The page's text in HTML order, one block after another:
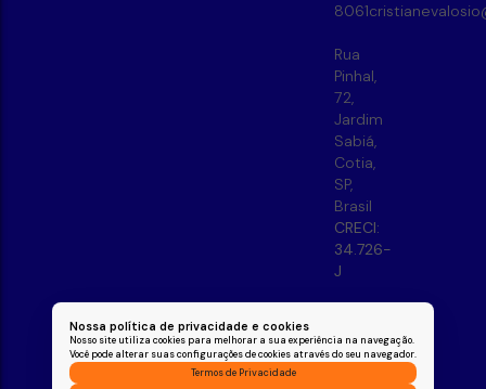
Nossa política de privacidade e cookies
Nosso site utiliza cookies para melhorar a sua experiência na navegação.
Você pode alterar suas configurações de cookies através do seu navegador.
Termos de Privacidade
8061
Rua
Pinhal,
72,
Jardim
Sabiá,
Cotia,
SP,
Brasil
CRECI:
34.726-
J